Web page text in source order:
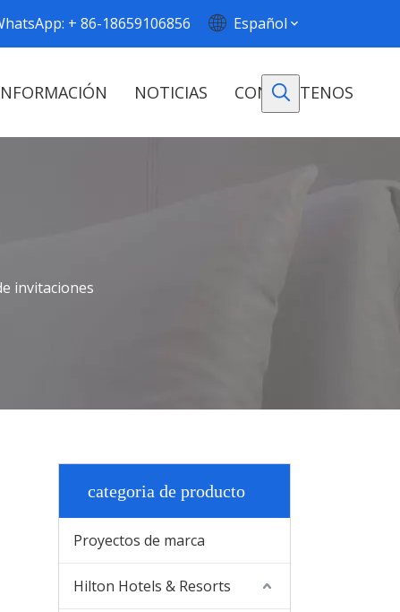
+ 86-18659106856 Español
NOTICIAS CONTÁCTENOS
invitaciones
categoria de producto
Proyectos de marca
Hilton Hotels & Resorts